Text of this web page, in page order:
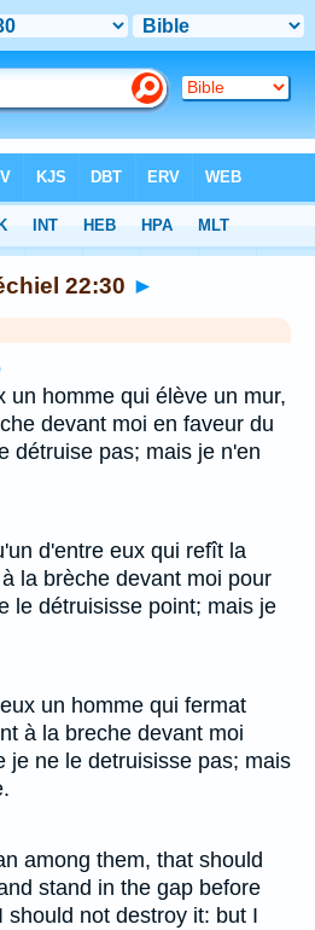
22:30 ►
un homme qui élève un mur,
devant moi en faveur du
détruise pas; mais je n'en
d'entre eux qui refît la
la brèche devant moi pour
le détruisisse point; mais je
un homme qui fermat
à la breche devant moi
je ne le detruisisse pas; mais
among them, that should
stand in the gap before
should not destroy it: but I